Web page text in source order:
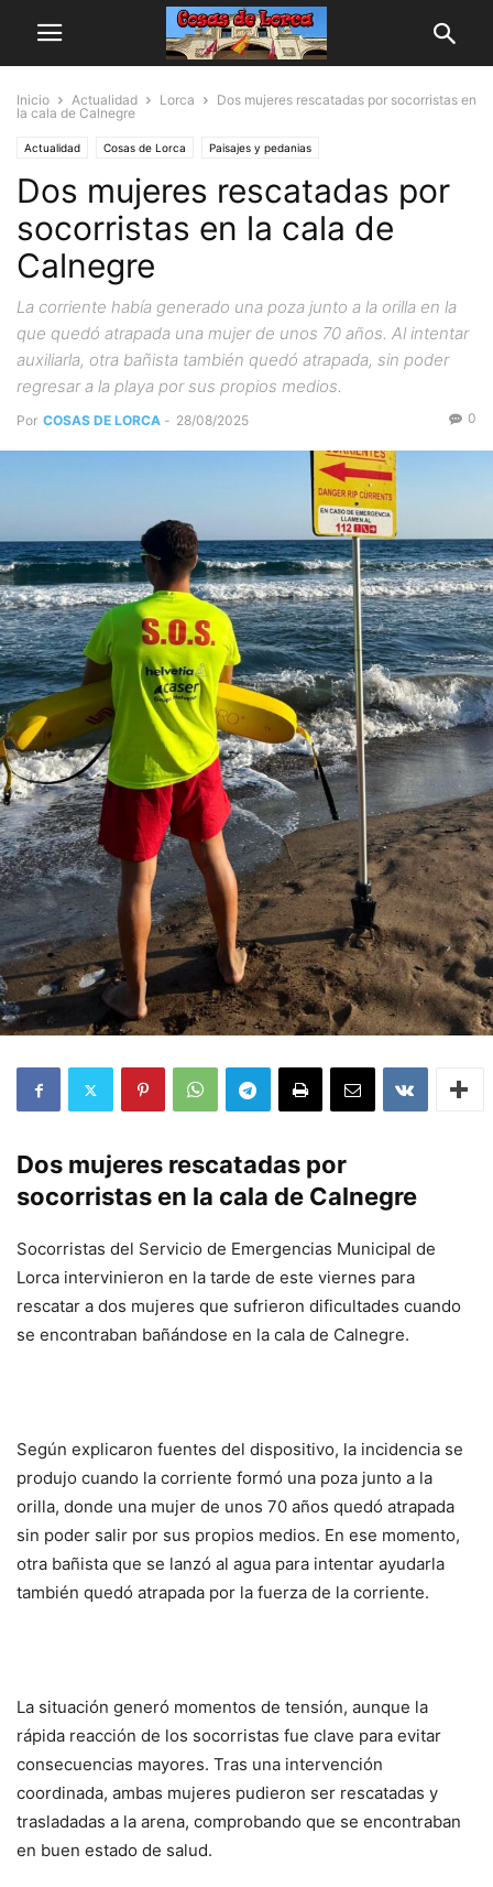
Inicio Actualidad Lorca
Dos mujeres rescatadas por socorristas en
la cala de Calnegre
Actualidad Cosas de Lorca Paisajes y pedanias
Dos mujeres rescatadas por
socorristas en la cala de
Calnegre
La corriente había generado una poza junto a la orilla en la
que quedó atrapada una mujer de unos 70 años. Al intentar
auxiliarla, otra bañista también quedó atrapada, sin poder
regresar a la playa por sus propios medios.
Por COSAS DE LORCA - 28/08/2025 0
Dos mujeres rescatadas por
socorristas en la cala de Calnegre
Socorristas del Servicio de Emergencias Municipal de
Lorca intervinieron en la tarde de este viernes para
rescatar a dos mujeres que sufrieron dificultades cuando
se encontraban bañándose en la cala de Calnegre.
Según explicaron fuentes del dispositivo, la incidencia se
produjo cuando la corriente formó una poza junto a la
orilla, donde una mujer de unos 70 años quedó atrapada
sin poder salir por sus propios medios. En ese momento,
otra bañista que se lanzó al agua para intentar ayudarla
también quedó atrapada por la fuerza de la corriente.
La situación generó momentos de tensión, aunque la
rápida reacción de los socorristas fue clave para evitar
consecuencias mayores. Tras una intervención
coordinada, ambas mujeres pudieron ser rescatadas y
trasladadas a la arena, comprobando que se encontraban
en buen estado de salud.